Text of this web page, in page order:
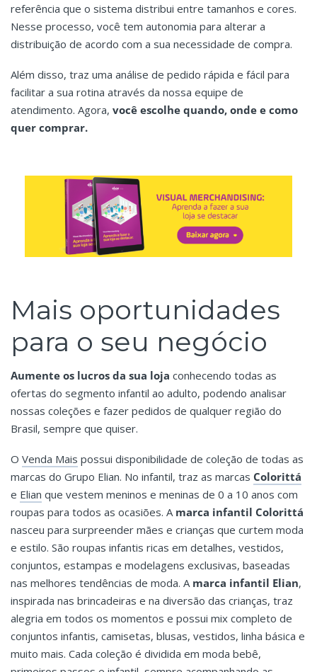
referência que o sistema distribui entre tamanhos e cores.
Nesse processo, você tem autonomia para alterar a
distribuição de acordo com a sua necessidade de compra.
Além disso, traz uma análise de pedido rápida e fácil para
facilitar a sua rotina através da nossa equipe de
atendimento. Agora, você escolhe quando, onde e como
quer comprar.
Mais oportunidades
para o seu negócio
Aumente os lucros da sua loja conhecendo todas as
ofertas do segmento infantil ao adulto, podendo analisar
nossas coleções e fazer pedidos de qualquer região do
Brasil, sempre que quiser.
O Venda Mais possui disponibilidade de coleção de todas as
marcas do Grupo Elian. No infantil, traz as marcas Colorittá
e Elian que vestem meninos e meninas de 0 a 10 anos com
roupas para todos as ocasiões. A marca infantil Colorittá
nasceu para surpreender mães e crianças que curtem moda
e estilo. São roupas infantis ricas em detalhes, vestidos,
conjuntos, estampas e modelagens exclusivas, baseadas
nas melhores tendências de moda. A marca infantil Elian,
inspirada nas brincadeiras e na diversão das crianças, traz
alegria em todos os momentos e possui mix completo de
conjuntos infantis, camisetas, blusas, vestidos, linha básica e
muito mais. Cada coleção é dividida em moda bebê,